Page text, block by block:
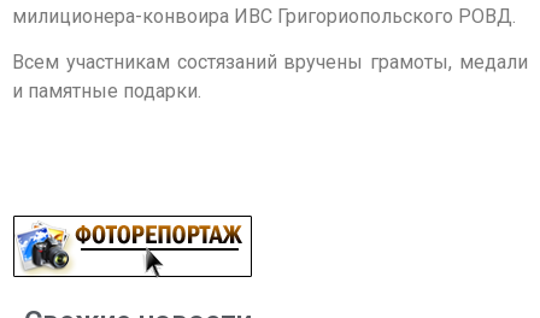
милиционера-конвоира ИВС Григориопольского РОВД.
Всем участникам состязаний вручены грамоты, медали
и памятные подарки.